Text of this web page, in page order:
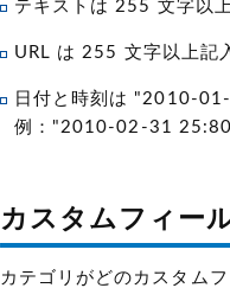
テキストは 255 文字以
URL は 255 文字以上記
日付と時刻は "2010-
例："2010-02-31
カスタムフィー
カテゴリがどのカスタム